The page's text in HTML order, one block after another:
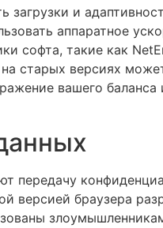
загрузки и
аппаратное
софта, такие как
старых версиях
вашего баланса
передачу
версией браузера